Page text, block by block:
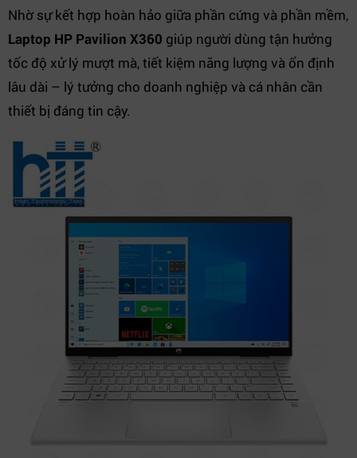
Nhờ sự kết hợp hoàn hảo giữa phần cứng và phần mềm,
Laptop HP Pavilion X360 giúp người dùng tận hưởng
tốc độ xử lý mượt mà, tiết kiệm năng lượng và ổn định
lâu dài – lý tưởng cho doanh nghiệp và cá nhân cần
thiết bị đáng tin cậy.